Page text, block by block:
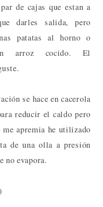
de cajas que estan a
darles salida, pero
patatas al horno o
arroz cocido. El
se hace en cacerola
reducir el caldo pero
apremia he utilizado
de una olla a presión
no evapora.